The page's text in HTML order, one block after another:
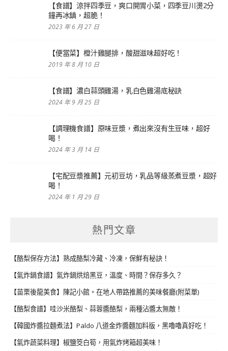
【食譜】涼拌四季豆，爽口開胃小菜，四季豆川燙2分
鐘再冰鎮，超脆！
2023 年 6 月 27 日
【便當菜】橙汁雞腿排，酸甜滋味超好吃！
2019 年 8 月 10 日
【食譜】濃白蒜頭雞湯，乳白色雞湯底秘訣
2024 年 9 月 25 日
【調理機食譜】原味豆漿，煮出來沒有生豆味，超好
喝！
2024 年 3 月 14 日
【宅配豆漿推薦】元初豆坊，乳品等級蒸煮豆漿，超好
喝！
2024 年 1 月 29 日
熱門文章
【酪梨保存方法】熟成酪梨冷藏、冷凍，保鮮有秘訣！
【氣炸鍋食譜】氣炸鍋烘焙黑豆，溫度、時間？保存多久？
【苗栗後龍美食】陳記小館。在地人帶路推薦的美味餐廳(附菜單)
【酪梨食譜】哇沙米酪梨、蒜蓉醬酪梨，兩種沾醬太無敵！
【韓國炸醬拉麵煮法】Paldo 八道金炸醬麵加料版，黑嚕嚕真好吃！
【氣炸蔬菜料理】椒鹽筊白筍，用氣炸烤箱超美味！